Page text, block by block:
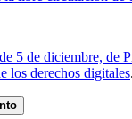
5 de diciembre, de
los derechos digitales.